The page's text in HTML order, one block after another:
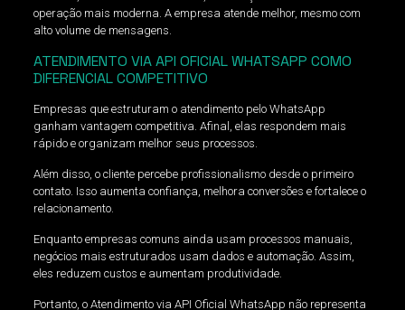
operação mais moderna. A empresa atende melhor, mesmo com
alto volume de mensagens.
ATENDIMENTO VIA API OFICIAL WHATSAPP COMO
DIFERENCIAL COMPETITIVO
Empresas que estruturam o atendimento pelo WhatsApp
ganham vantagem competitiva. Afinal, elas respondem mais
rápido e organizam melhor seus processos.
Além disso, o cliente percebe profissionalismo desde o primeiro
contato. Isso aumenta confiança, melhora conversões e fortalece o
relacionamento.
Enquanto empresas comuns ainda usam processos manuais,
negócios mais estruturados usam dados e automação. Assim,
eles reduzem custos e aumentam produtividade.
Portanto, o Atendimento via API Oficial WhatsApp não representa